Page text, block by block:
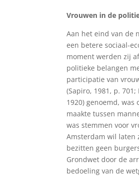
Vrouwen in de
Aan het eind van de
een betere sociaal-
moment werden zij
politieke belangen
participatie van
(Sapiro, 1981, p.
1920) genoemd,
maakte tussen
was stemmen voor
Amsterdam wil laten
bezitten geen
Grondwet door de
bedoeling van de